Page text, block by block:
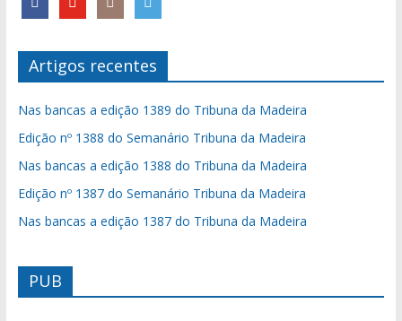
Artigos recentes
Nas bancas a edição 1389 do Tribuna da Madeira
Edição nº 1388 do Semanário Tribuna da Madeira
Nas bancas a edição 1388 do Tribuna da Madeira
Edição nº 1387 do Semanário Tribuna da Madeira
Nas bancas a edição 1387 do Tribuna da Madeira
PUB